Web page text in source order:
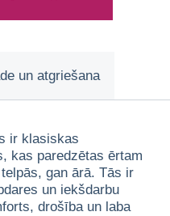
un atgriešana
ir klasiskas
kas paredzētas ērtam
gan ārā. Tās ir
un iekšdarbu
drošība un laba